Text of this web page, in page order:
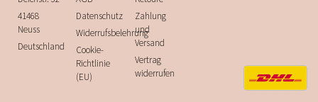
41468
Neuss
Deutschland
Datenschutz
Widerrufsbelehrung
Cookie-
Richtlinie
(EU)
Zahlung
und
Versand
Vertrag
widerrufen